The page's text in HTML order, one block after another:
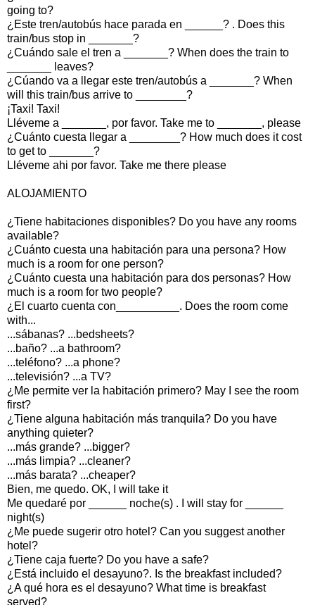
going to?
¿Este tren/autobús hace parada en ______? . Does this
train/bus stop in _______?
¿Cuándo sale el tren a _______? When does the train to
_______ leaves?
¿Cúando va a llegar este tren/autobús a _______? When
will this train/bus arrive to ________?
¡Taxi! Taxi!
Lléveme a _______, por favor. Take me to _______, please
¿Cuánto cuesta llegar a ________? How much does it cost
to get to _______?
Lléveme ahi por favor. Take me there please
ALOJAMIENTO
¿Tiene habitaciones disponibles? Do you have any rooms
available?
¿Cuánto cuesta una habitación para una persona? How
much is a room for one person?
¿Cuánto cuesta una habitación para dos personas? How
much is a room for two people?
¿El cuarto cuenta con__________. Does the room come
with...
...sábanas? ...bedsheets?
...baño? ...a bathroom?
...teléfono? ...a phone?
...televisión? ...a TV?
¿Me permite ver la habitación primero? May I see the room
first?
¿Tiene alguna habitación más tranquila? Do you have
anything quieter?
...más grande? ...bigger?
...más limpia? ...cleaner?
...más barata? ...cheaper?
Bien, me quedo. OK, I will take it
Me quedaré por ______ noche(s) . I will stay for ______
night(s)
¿Me puede sugerir otro hotel? Can you suggest another
hotel?
¿Tiene caja fuerte? Do you have a safe?
¿Está incluido el desayuno?. Is the breakfast included?
¿A qué hora es el desayuno? What time is breakfast
served?